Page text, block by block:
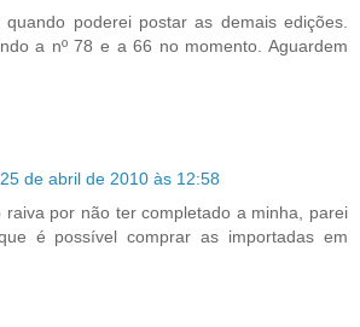
quando poderei postar as demais edições.
a nº 78 e a 66 no momento. Aguardem
25 de abril de 2010 às 12:58
raiva por não ter completado a minha, parei
é possível comprar as importadas em